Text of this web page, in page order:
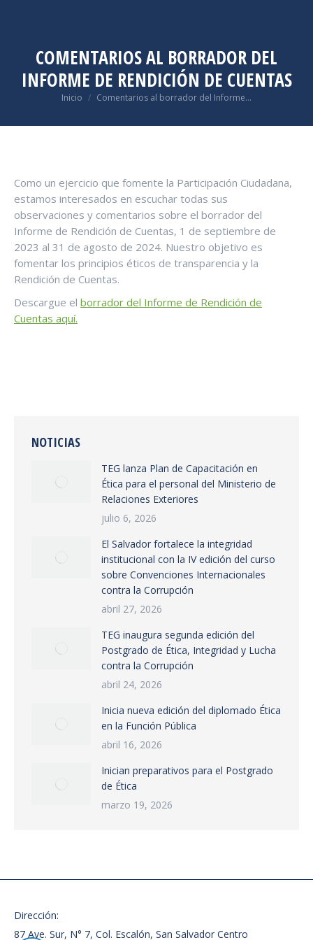
COMENTARIOS AL BORRADOR DEL
INFORME DE RENDICIÓN DE CUENTAS
Estás aquí:
Inicio Comentarios al borrador del Informe…
Como un ejercicio que fomente la Participación Ciudadana,
estamos interesados en escuchar todas sus
observaciones y comentarios sobre el borrador del
Informe de Rendición de Cuentas, 1 de septiembre de
2023 al 31 de agosto de 2024. Nuestro objetivo es
fomentar los principios éticos de transparencia y la
Rendición de Cuentas.
Descargue el borrador del Informe de Rendición de
Cuentas aquí.
NOTICIAS
TEG lanza Plan de Capacitación en
Ética para el personal del Ministerio de
Relaciones Exteriores
julio 6, 2026
El Salvador fortalece la integridad
institucional con la IV edición del curso
sobre Convenciones Internacionales
contra la Corrupción
abril 27, 2026
TEG inaugura segunda edición del
Postgrado de Ética, Integridad y Lucha
contra la Corrupción
abril 24, 2026
Inicia nueva edición del diplomado Ética
en la Función Pública
abril 16, 2026
Inician preparativos para el Postgrado
de Ética
marzo 19, 2026
Dirección:
87 Ave. Sur, N° 7, Col. Escalón, San Salvador Centro